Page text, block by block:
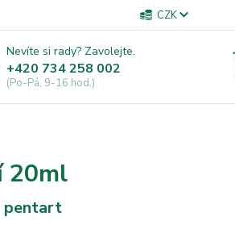
CZK
Nevíte si rady? Zavolejte.
+420 734 258 002
(Po-Pá, 9-16 hod.)
20ml
pentart